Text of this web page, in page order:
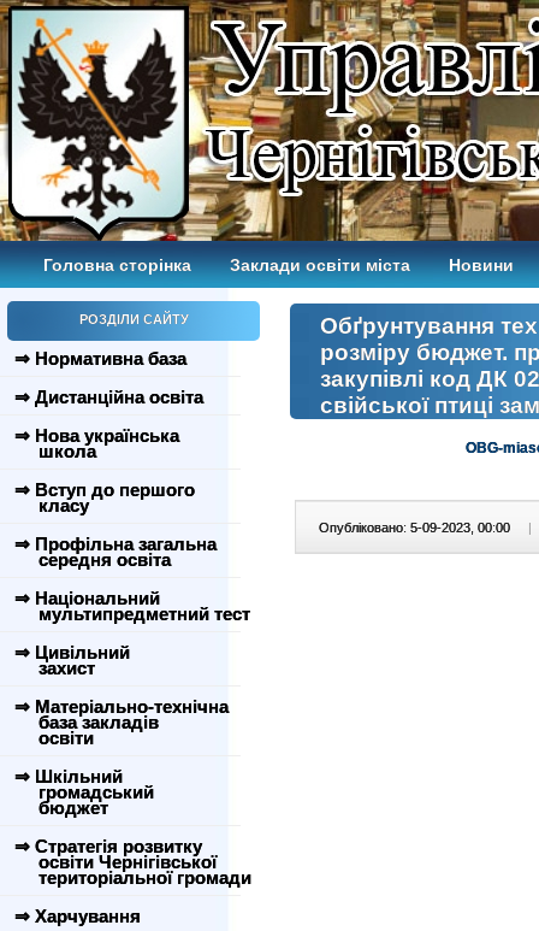
Головна сторінка Заклади освіти міста Новини
РОЗДІЛИ САЙТУ
⇒ Нормативна база
⇒ Дистанційна освіта
⇒ Нова українська
школа
⇒ Вступ до першого
класу
⇒ Профільна загальна
середня освіта
⇒ Національний
мультипредметний тест
⇒ Цивільний
захист
⇒ Матеріально-технічна
база закладів
освіти
⇒ Шкільний
громадський
бюджет
⇒ Стратегія розвитку
освіти Чернігівської
територіальної громади
⇒ Харчування
Обґрунтування
розміру бюджет.
закупівлі код ДК
свійської птиці
OBG-
Опубліковано: 5-09-2023, 00:00 |